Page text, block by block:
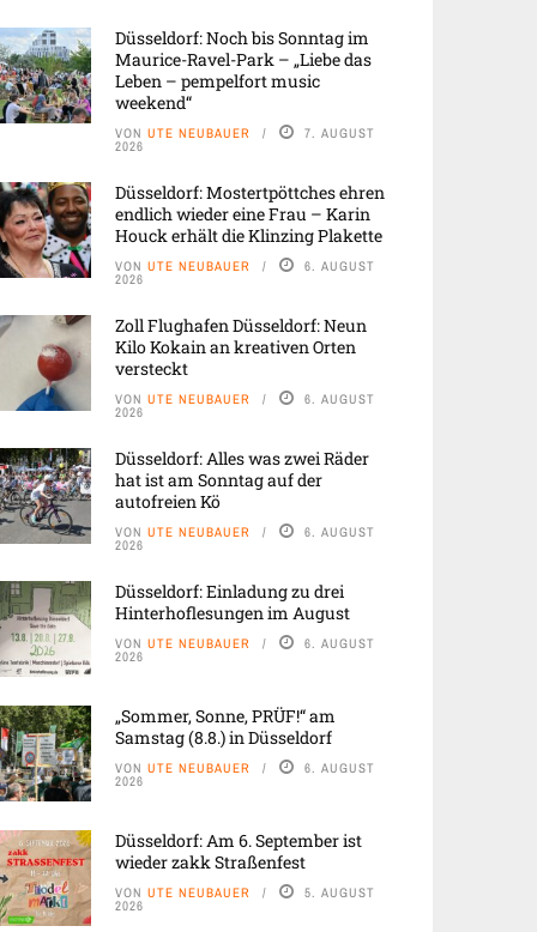
Düsseldorf: Noch bis Sonntag im
Maurice-Ravel-Park – „Liebe das
Leben – pempelfort music
weekend“
VON UTE NEUBAUER 7. AUGUST
2026
Düsseldorf: Mostertpöttches ehren
endlich wieder eine Frau – Karin
Houck erhält die Klinzing Plakette
VON UTE NEUBAUER 6. AUGUST
2026
Zoll Flughafen Düsseldorf: Neun
Kilo Kokain an kreativen Orten
versteckt
VON UTE NEUBAUER 6. AUGUST
2026
Düsseldorf: Alles was zwei Räder
hat ist am Sonntag auf der
autofreien Kö
VON UTE NEUBAUER 6. AUGUST
2026
Düsseldorf: Einladung zu drei
Hinterhoflesungen im August
VON UTE NEUBAUER 6. AUGUST
2026
„Sommer, Sonne, PRÜF!“ am
Samstag (8.8.) in Düsseldorf
VON UTE NEUBAUER 6. AUGUST
2026
Düsseldorf: Am 6. September ist
wieder zakk Straßenfest
VON UTE NEUBAUER 5. AUGUST
2026